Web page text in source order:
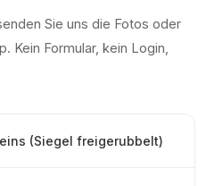
Sie uns die Fotos oder
Kein Formular, kein Login,
(Siegel freigerubbelt)